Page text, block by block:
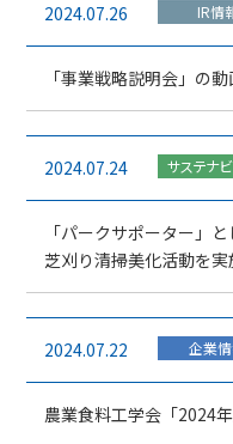
2024.07.26 IR情
「事業戦略説明会」の
2024.07.24 サステナ
「パークサポーター」
芝刈り清掃美化活動を
2024.07.22 企業
農業食料工学会「2024